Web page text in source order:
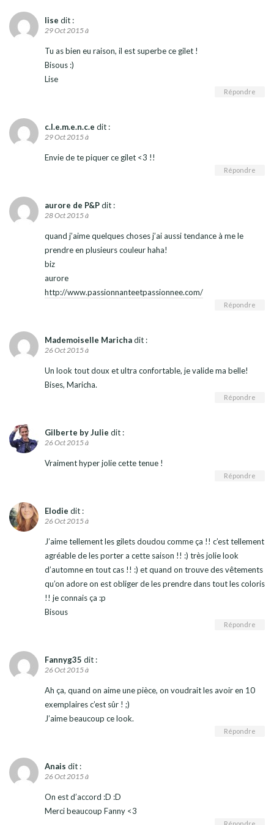
lise dit :
29 Oct 2015 à
Tu as bien eu raison, il est superbe ce gilet !
Bisous :)
Lise
Répondre
c.l.e.m.e.n.c.e dit :
29 Oct 2015 à
Envie de te piquer ce gilet <3 !!
Répondre
aurore de P&Pdit :
28 Oct 2015 à
quand j’aime quelques choses j’ai aussi tendance à me le
prendre en plusieurs couleur haha!
biz
aurore
http://www.passionnanteetpassionnee.com/
Répondre
Mademoiselle Marichadit :
26 Oct 2015 à
Un look tout doux et ultra confortable, je valide ma belle!
Bises, Maricha.
Répondre
Gilberte by Julie dit :
26 Oct 2015 à
Vraiment hyper jolie cette tenue !
Répondre
Elodie dit :
26 Oct 2015 à
J’aime tellement les gilets doudou comme ça !! c’est tellement
agréable de les porter a cette saison !! :) très jolie look
d’automne en tout cas !! :) et quand on trouve des vêtements
qu’on adore on est obliger de les prendre dans tout les coloris
!! je connais ça :p
Bisous
Répondre
Fannyg35 dit :
26 Oct 2015 à
Ah ça, quand on aime une pièce, on voudrait les avoir en 10
exemplaires c’est sûr ! ;)
J’aime beaucoup ce look.
Répondre
Anais dit :
26 Oct 2015 à
On est d’accord :D :D
Merci beaucoup Fanny <3